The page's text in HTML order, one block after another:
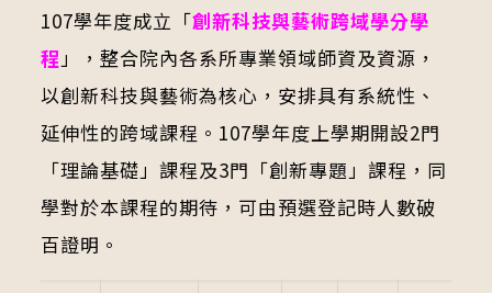
107學年度成立「創新科技與藝術跨域學分學
程 」，整合院內各系所專業領域師資及資源，
以創新科技與藝術為核心，安排具有系統性、
延伸性的跨域課程。107學年度上學期開設2門
「理論基礎」課程及3門「創新專題」課程，同
學對於本課程的期待，可由預選登記時人數破
百證明。